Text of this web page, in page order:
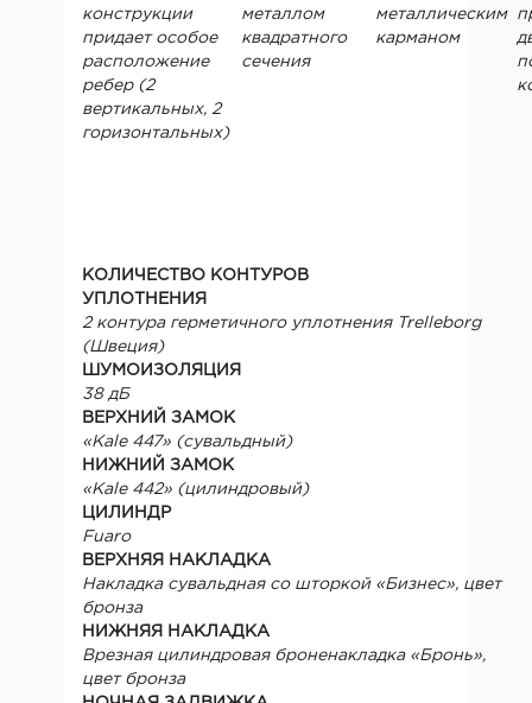
конструкции
придает особое
расположение
ребер (2
вертикальных, 2
горизонтальных)
металлом
квадратного
сечения
металлическим
карманом
КОЛИЧЕСТВО КОНТУРОВ
УПЛОТНЕНИЯ
2 контура герметичного уплотнения Trelleborg
(Швеция)
ШУМОИЗОЛЯЦИЯ
38 дБ
ВЕРХНИЙ ЗАМОК
«Kale 447» (сувальдный)
НИЖНИЙ ЗАМОК
«Kale 442» (цилиндровый)
ЦИЛИНДР
Fuaro
ВЕРХНЯЯ НАКЛАДКА
Накладка сувальдная со шторкой «Бизнес», цвет
бронза
НИЖНЯЯ НАКЛАДКА
Врезная цилиндровая броненакладка «Бронь»,
цвет бронза